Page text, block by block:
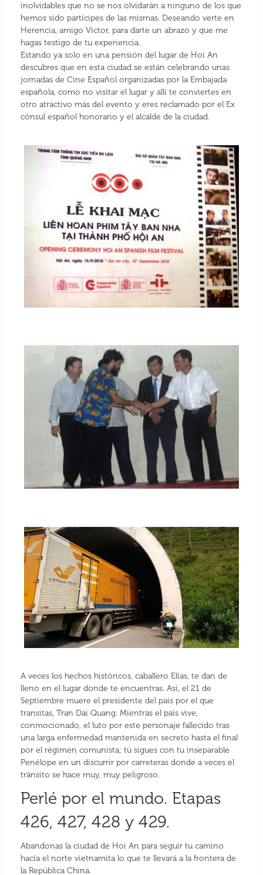
inolvidables que no se nos olvidarán a ninguno de los que
hemos sido partícipes de las mismas. Deseando verte en
Herencia, amigo Víctor, para darte un abrazo y que me
hagas testigo de tu experiencia.
Estando ya solo en una pensión del lugar de Hoi An
descubres que en esta ciudad se están celebrando unas
jornadas de Cine Español organizadas por la Embajada
española, como no visitar el lugar y allí te conviertes en
otro atractivo más del evento y eres reclamado por el Ex
cónsul español honorario y el alcalde de la ciudad.
A veces los hechos históricos, caballero Elías, te dan de
lleno en el lugar donde te encuentras. Así, el 21 de
Septiembre muere el presidente del país por el que
transitas, Tran Dai Quang. Mientras el país vive,
conmocionado, el luto por este personaje fallecido tras
una larga enfermedad mantenida en secreto hasta el final
por el régimen comunista; tú sigues con tu inseparable
Penélope en un discurrir por carreteras donde a veces el
tránsito se hace muy, muy peligroso.
Perlé por el mundo. Etapas
426, 427, 428 y 429.
Abandonas la ciudad de Hoi An para seguir tu camino
hacia el norte vietnamita lo que te llevará a la frontera de
la República China.